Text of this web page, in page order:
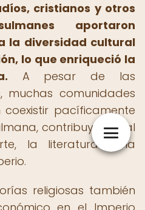
cristianos y otros
aportaron
la diversidad cultural
lo que enriqueció la
A pesar de las
muchas comunidades
pacíficamente
contribuyendo al
la literatura y la
religiosas también